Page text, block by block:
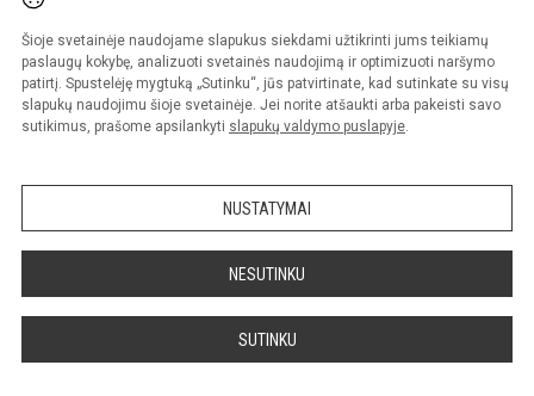
Šioje svetainėje naudojame slapukus siekdami užtikrinti jums teikiamų
paslaugų kokybę, analizuoti svetainės naudojimą ir optimizuoti naršymo
patirtį. Spustelėję mygtuką „Sutinku“, jūs patvirtinate, kad sutinkate su visų
slapukų naudojimu šioje svetainėje. Jei norite atšaukti arba pakeisti savo
sutikimus, prašome apsilankyti slapukų valdymo puslapyje.
NUSTATYMAI
NESUTINKU
SUTINKU
Kopijuoti turinį be raštiško mokyklos administracijos sutikimo griežtai
draudžiama.
Prieinamumo paraiška Slapukų valdymas
Sumanus būdas atnaujinti